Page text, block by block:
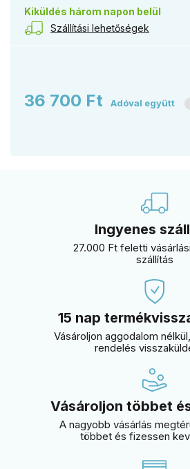
Kiküldés három napon belül
Szállítási lehetőségek
36 700 Ft Adóval együtt
Ingyenes
27.000 Ft feletti
szállítás
15 nap
Vásároljon aggodalom
rendelés
Vásároljon többet
A nagyobb vásárlás
többet és fizessen